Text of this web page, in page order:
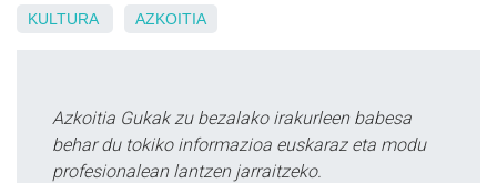
KULTURA AZKOITIA
Azkoitia Gukak zu bezalako irakurleen babesa
behar du tokiko informazioa euskaraz eta modu
profesionalean lantzen jarraitzeko.